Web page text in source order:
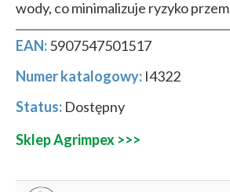
wody, co minimalizuje ryzyko
EAN:5907547501517
Numer katalogowy: I4322
Status: Dostępny
Sklep Agrimpex >>>